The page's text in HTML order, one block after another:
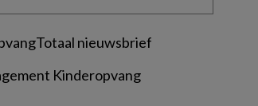
nieuwsbrief
Kinderopvang